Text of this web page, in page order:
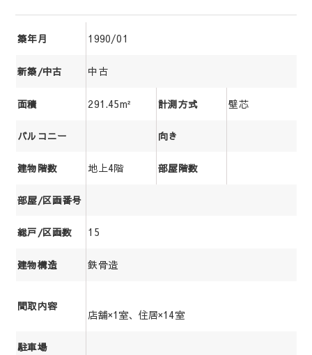
築年月 1990/01
新築/中古 中古
面積 291.45m² 計測方式 壁芯
バルコニー 向き
建物階数 地上4階 部屋階数
部屋/区画番号
総戸/区画数 15
建物構造 鉄骨造
間取内容
店舗×1室、住居×14室
駐車場